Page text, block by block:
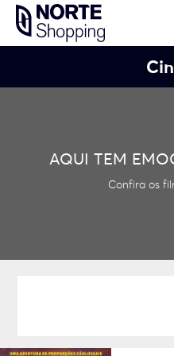
Skip
content
AQUI TEM
Confira os